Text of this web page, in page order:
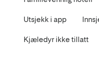
Utsjekk i app
Kjæledyr ikke tillatt